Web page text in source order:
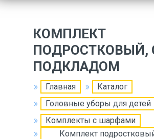
КОМПЛЕКТ
ПОДРОСТКОВЫЙ,
ПОДКЛАДОМ
Главная
Каталог
Головные уборы для детей
Комплекты с шарфами
Комплект